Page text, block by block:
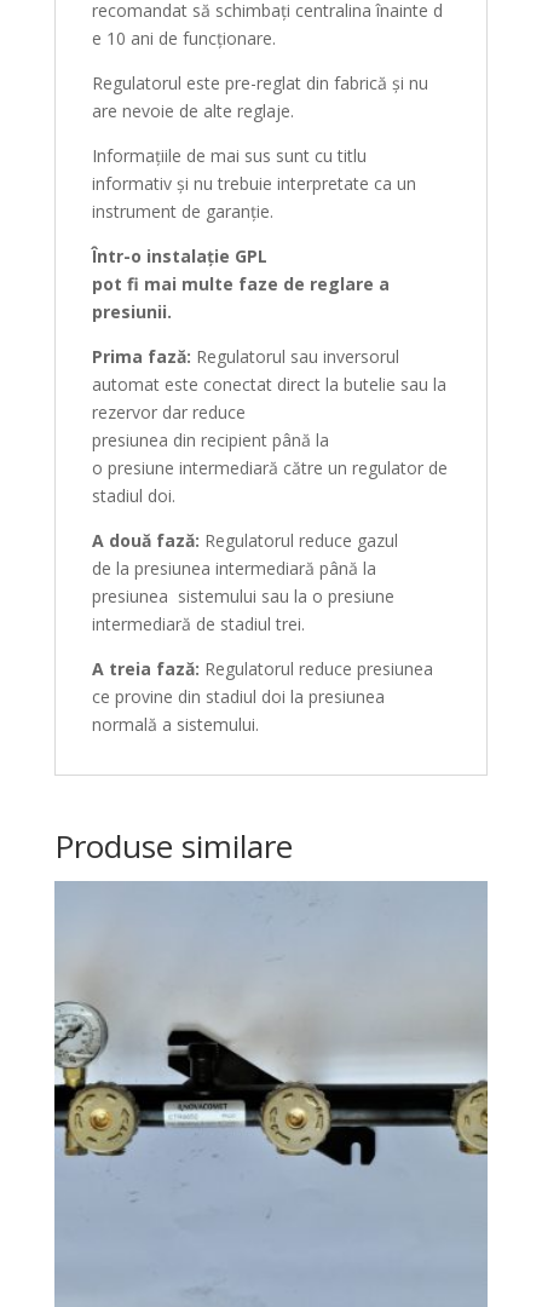
recomandat să schimbați centralinaînainte d
e 10 ani de funcționare.
Regulatorul este pre-reglat din fabrică și nu
are nevoie de alte reglaje.
Informațiile de mai sus suntcu titlu
informativ și nu trebuie interpretate ca un
instrument de garanție.
Într-o instalație GPL
pot fi mai multe faze de reglare a
presiunii.
Prima fază: Regulatorul sau inversorul
automat este conectat direct la butelie sau la
rezervor dar reduce
presiunea din recipient până la
o presiune intermediară către un regulator de
stadiul doi.
A două fază: Regulatorul reduce gazul
de la presiunea intermediară până la
presiunea sistemului sau la o presiune
intermediară de stadiul trei.
A treia fază: Regulatorul reduce presiunea
ce provine din stadiul doi la presiunea
normală a sistemului.
Produse similare